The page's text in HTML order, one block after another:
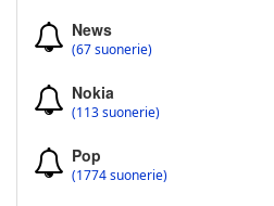
News
(67 suonerie)
Nokia
(113 suonerie)
Pop
(1774 suonerie)